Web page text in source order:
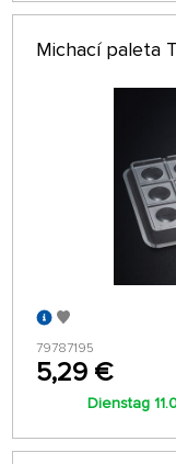
Michací paleta
79787195
5,29 €
Dienstag